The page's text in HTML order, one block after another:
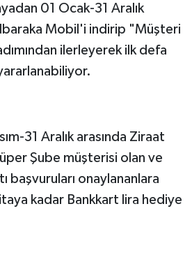
01 Ocak-31 Aralık
Mobil'i indirip "Müşteri
ilerleyerek ilk defa
31 Aralık arasında Ziraat
Şube müşterisi olan ve
başvuruları onaylananlara
kadar Bankkart lira hediye